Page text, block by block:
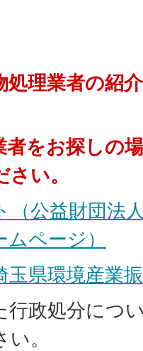
処理業者の紹
者をお探しの
い。
（公益財団法
ページ）
玉県環境産業
行政処分につ
。